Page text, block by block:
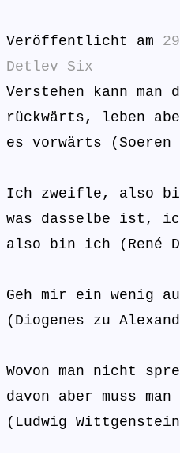
Veröffentlicht am
Detlev Six
Verstehen kann man
rückwärts, leben
es vorwärts (Soeren
Ich zweifle, also
was dasselbe ist,
also bin ich (René
Geh mir ein wenig
(Diogenes zu
Wovon man nicht
davon aber muss man
(Ludwig